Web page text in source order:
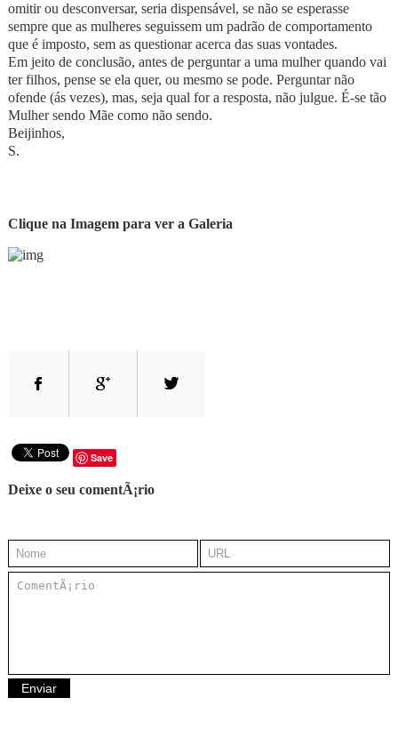
omitir ou desconversar, seria dispensável, se não se esperasse
sempre que as mulheres seguissem um padrão de comportamento
que é imposto, sem as questionar acerca das suas vontades.
Em jeito de conclusão, antes de perguntar a uma mulher quando vai
ter filhos, pense se ela quer, ou mesmo se pode. Perguntar não
ofende (ás vezes), mas, seja qual for a resposta, não julgue. É-se tão
Mulher sendo Mãe como não sendo.
Beijinhos,
S.
Clique na Imagem para ver a Galeria
Save
Deixe o seu comentÃ¡rio